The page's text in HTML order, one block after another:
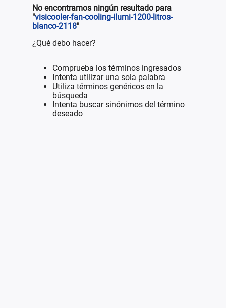
No encontramos ningún resultado para
"visicooler-fan-cooling-ilumi-1200-litros-
blanco-2118"
¿Qué debo hacer?
Comprueba los términos ingresados
Intenta utilizar una sola palabra
Utiliza términos genéricos en la
búsqueda
Intenta buscar sinónimos del término
deseado
apple